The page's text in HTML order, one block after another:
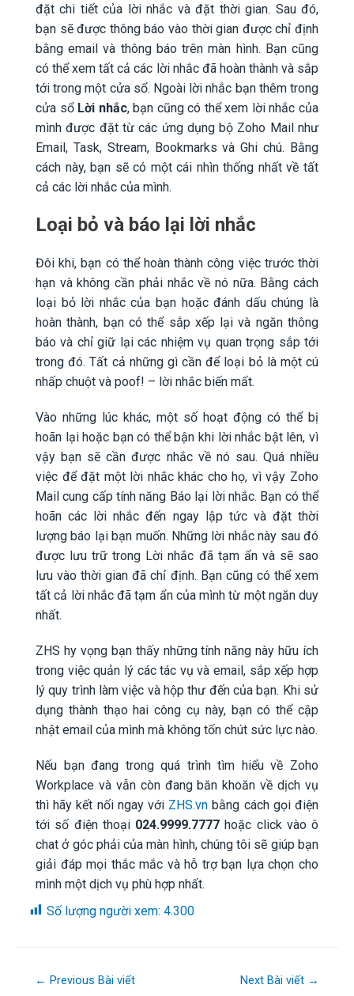
đặt chi tiết của lời nhắc và đặt thời gian. Sau đó,
bạn sẽ được thông báo vào thời gian được chỉ định
bằng email và thông báo trên màn hình. Bạn cũng
có thể xem tất cả các lời nhắc đã hoàn thành và sắp
tới trong một cửa sổ. Ngoài lời nhắc bạn thêm trong
cửa sổ Lời nhắc, bạn cũng có thể xem lời nhắc của
mình được đặt từ các ứng dụng bộ Zoho Mail như
Email, Task, Stream, Bookmarks và Ghi chú. Bằng
cách này, bạn sẽ có một cái nhìn thống nhất về tất
cả các lời nhắc của mình.
Loại bỏ và báo lại lời nhắc
Đôi khi, bạn có thể hoàn thành công việc trước thời
hạn và không cần phải nhắc về nó nữa. Bằng cách
loại bỏ lời nhắc của bạn hoặc đánh dấu chúng là
hoàn thành, bạn có thể sắp xếp lại và ngăn thông
báo và chỉ giữ lại các nhiệm vụ quan trọng sắp tới
trong đó. Tất cả những gì cần để loại bỏ là một cú
nhấp chuột và poof! – lời nhắc biến mất.
Vào những lúc khác, một số hoạt động có thể bị
hoãn lại hoặc bạn có thể bận khi lời nhắc bật lên, vì
vậy bạn sẽ cần được nhắc về nó sau. Quá nhiều
việc để đặt một lời nhắc khác cho họ, vì vậy Zoho
Mail cung cấp tính năng Báo lại lời nhắc. Bạn có thể
hoãn các lời nhắc đến ngay lập tức và đặt thời
lượng báo lại bạn muốn. Những lời nhắc này sau đó
được lưu trữ trong Lời nhắc đã tạm ẩn và sẽ sao
lưu vào thời gian đã chỉ định. Bạn cũng có thể xem
tất cả lời nhắc đã tạm ẩn của mình từ một ngăn duy
nhất.
ZHS hy vọng bạn thấy những tính năng này hữu ích
trong việc quản lý các tác vụ và email, sắp xếp hợp
lý quy trình làm việc và hộp thư đến của bạn. Khi sử
dụng thành thạo hai công cụ này, bạn có thể cập
nhật email của mình mà không tốn chút sức lực nào.
Nếu bạn đang trong quá trình tìm hiểu về Zoho
Workplace và vẫn còn đang băn khoăn về dịch vụ
thì hãy kết nối ngay với ZHS.vn bằng cách gọi điện
tới số điện thoại 024.9999.7777 hoặc click vào ô
chat ở góc phải của màn hình, chúng tôi sẽ giúp bạn
giải đáp mọi thắc mắc và hỗ trợ bạn lựa chọn cho
mình một dịch vụ phù hợp nhất.
Số lượng người xem: 4.300
← Previous Bài viết Next Bài viết →